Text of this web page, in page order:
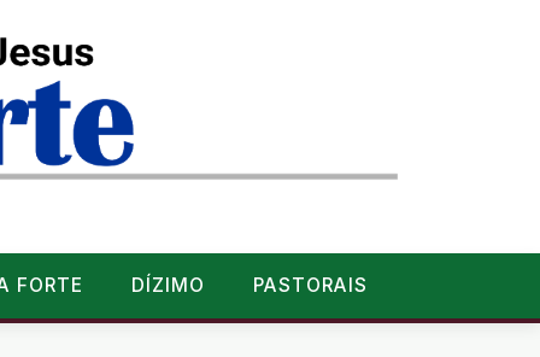
FORTE DÍZIMO PASTORAIS